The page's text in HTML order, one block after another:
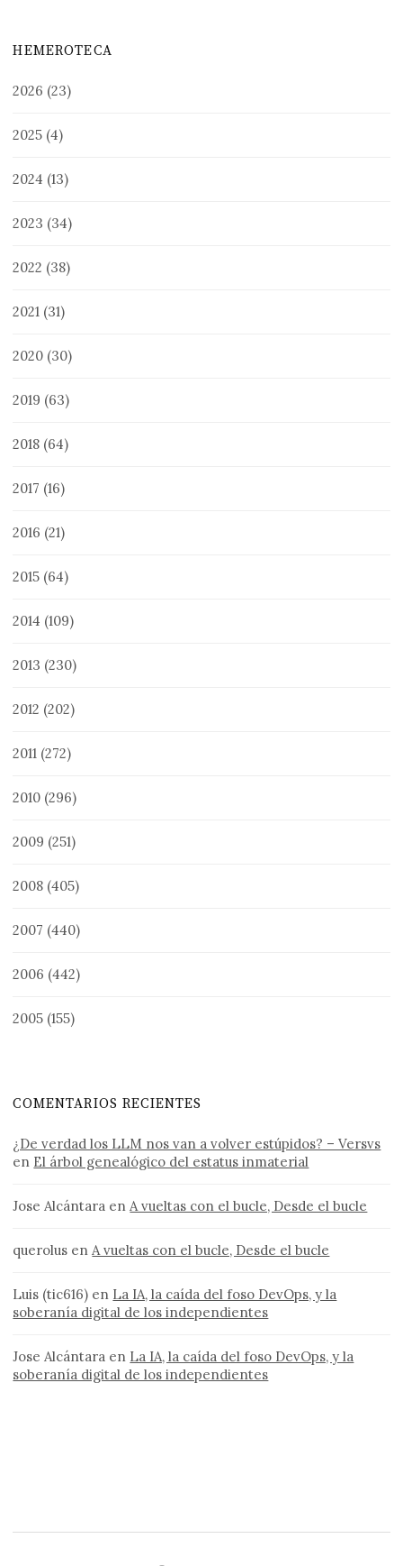
HEMEROTECA
2026 (23)
2025 (4)
2024 (13)
2023 (34)
2022 (38)
2021 (31)
2020 (30)
2019 (63)
2018 (64)
2017 (16)
2016 (21)
2015 (64)
2014 (109)
2013 (230)
2012 (202)
2011 (272)
2010 (296)
2009 (251)
2008 (405)
2007 (440)
2006 (442)
2005 (155)
COMENTARIOS RECIENTES
¿De verdad los LLM nos van a volver estúpidos? – Versvs
en El árbol genealógico del estatus inmaterial
Jose Alcántara enA vueltas con el bucle, Desde el bucle
querolus enA vueltas con el bucle, Desde el bucle
Luis (tic616) en La IA, la caída del foso DevOps, y la
soberanía digital de los independientes
Jose Alcántara en La IA, la caída del foso DevOps, y la
soberanía digital de los independientes